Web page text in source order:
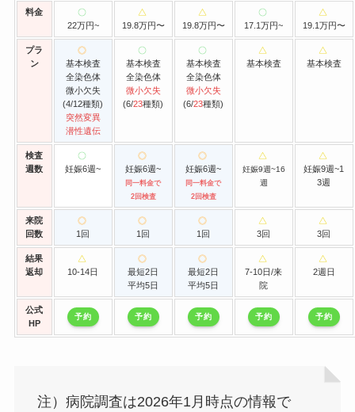
料金
22万円~
19.8万円〜 19.8万円〜 17.1万円~ 19.1万円〜
プラ
ン
基本検査
全染色体
微小欠失
(4/12種類)
突然変異
潜性遺伝
基本検査
全染色体
微小欠失
(6/23種類)
基本検査
全染色体
微小欠失
(6/23種類)
基本検査 基本検査
検査
週数
妊娠6週~ 妊娠6週~
同一料金で
2回検査
妊娠6週~
同一料金で
2回検査
妊娠9週~16
週
妊娠9週~1
3週
来院
回数
1回 1回 1回 3回 3回
結果
返却
10-14日
最短2日
平均5日
最短2日
平均5日
7-10日/来
院
2週日
公式
HP
予約 予約 予約 予約 予約
注）病院調査は2026年1月時点の情報で